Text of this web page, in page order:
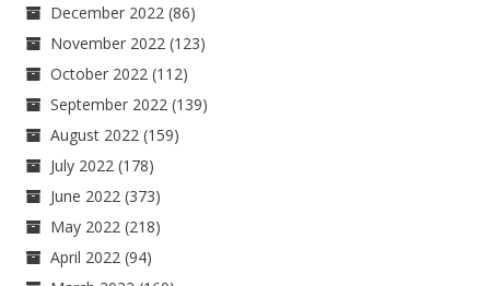
December 2022 (86)
November 2022 (123)
October 2022 (112)
September 2022 (139)
August 2022 (159)
July 2022 (178)
June 2022 (373)
May 2022 (218)
April 2022 (94)